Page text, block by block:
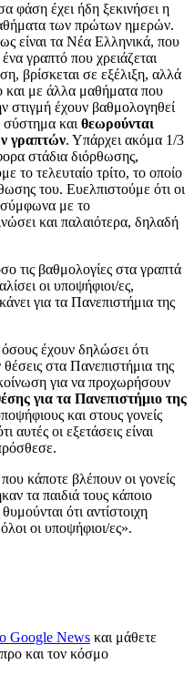
φάση έχει ήδη ξεκινήσει η
των πρώτων ημερών.
είναι τα Νέα Ελληνικά, που
γραπτό που χρειάζεται
βρίσκεται σε εξέλιξη, αλλά
και με άλλα μαθήματα που
στιγμή έχουν βαθμολογηθεί
σύστημα και θεωρούνται
γραπτών. Υπάρχει ακόμα 1/3
στάδια διόρθωσης,
το τελευταίο τρίτο, το οποίο
του. Ευελπιστούμε ότι οι
σύμφωνα με το
και παλαιότερα, δηλαδή
τις βαθμολογίες στα γραπτά
οι υποψήφιοι/ες,
για τα Πανεπιστήμια της
όσους έχουν δηλώσει ότι
στα Πανεπιστήμια της
για να προχωρήσουν
για τα Πανεπιστήμιο της
και στους γονείς
αυτές οι εξετάσεις είναι
κάποτε βλέπουν οι γονείς
τα παιδιά τους κάποιο
ότι αντίστοιχη
οι υποψήφιοι/ες».
Google News και μάθετε
και τον κόσμο